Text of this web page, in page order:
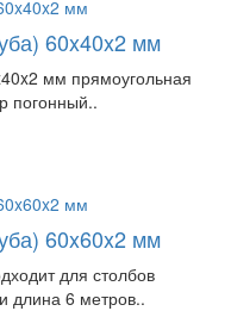
60x40x2 мм
мм прямоугольная
погонный..
60x60x2 мм
для столбов
длина 6 метров..